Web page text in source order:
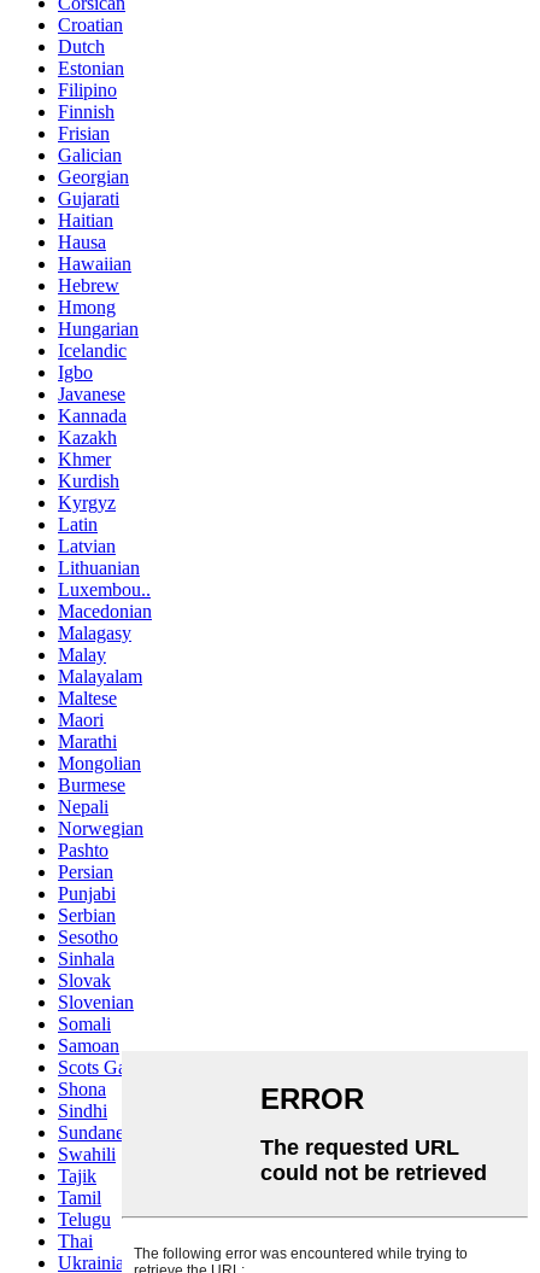
Croatian
Dutch
Estonian
Filipino
Finnish
Frisian
Galician
Georgian
Gujarati
Haitian
Hausa
Hawaiian
Hebrew
Hmong
Hungarian
Icelandic
Igbo
Javanese
Kannada
Kazakh
Khmer
Kurdish
Kyrgyz
Latin
Latvian
Lithuanian
Luxembou..
Macedonian
Malagasy
Malay
Malayalam
Maltese
Maori
Marathi
Mongolian
Burmese
Nepali
Norwegian
Pashto
Persian
Punjabi
Serbian
Sesotho
Sinhala
Slovak
Slovenian
Somali
Samoan
Scots Gaelic
Shona
Sindhi
Sundanese
Swahili
Tajik
Tamil
Telugu
Thai
Ukrainian